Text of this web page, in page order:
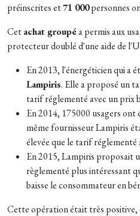
préinscrites et71 000personnes
Cetachat groupéa permis aux
protecteur doublé d'une aide de
En 2013, l'énergéticien qui a
Lampiris. Elle a proposé un
tarif réglementé avec un prix
En 2014, 175000 usagers
même fournisseur Lampiris
élevée que le tarif réglementé
En 2015, Lampiris proposait
règlementé plus intéressant
baisse le consommateur en
Cette opération était très positive,